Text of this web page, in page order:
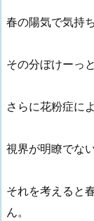
春の陽気で気持
その分ぼけーっ
さらに花粉症に
視界が明瞭でな
それを考えると
ん。